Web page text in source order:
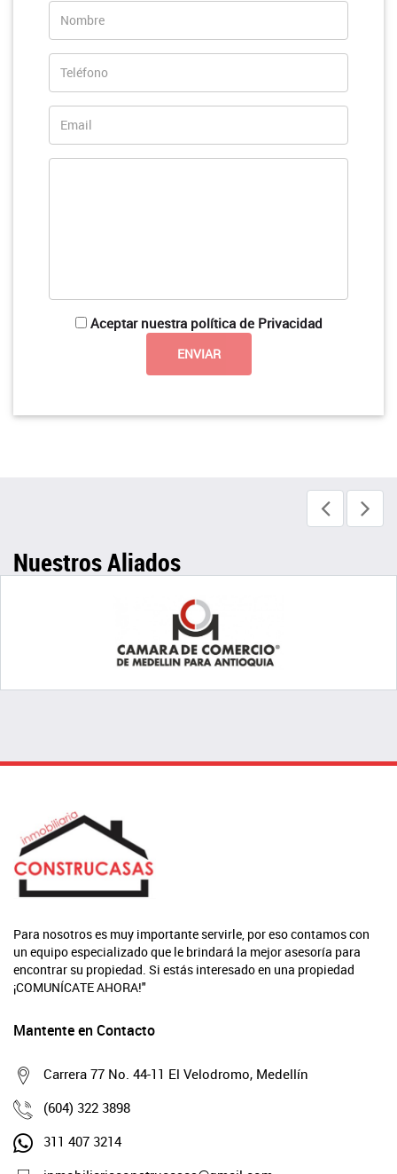
Aceptar nuestra política de Privacidad
Nuestros Aliados
Para nosotros es muy importante servirle, por eso contamos con
un equipo especializado que le brindará la mejor asesoría para
encontrar su propiedad. Si estás interesado en una propiedad
¡COMUNÍCATE AHORA!"
Mantente en Contacto
Carrera 77 No. 44-11 El Velodromo, Medellín
(604) 322 3898
311 407 3214